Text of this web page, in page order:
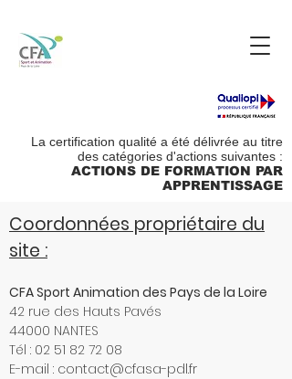
La certification qualité a été délivrée au titre
des catégories d'actions suivantes :
ACTIONS DE FORMATION PAR
APPRENTISSAGE
Coordonnées propriétaire du
site :
CFA Sport Animation des Pays de la Loire
42 rue des Hauts Pavés
44000 NANTES
Tél : 02 51 82 72 08
E-mail : contact@cfasa-pdl.fr